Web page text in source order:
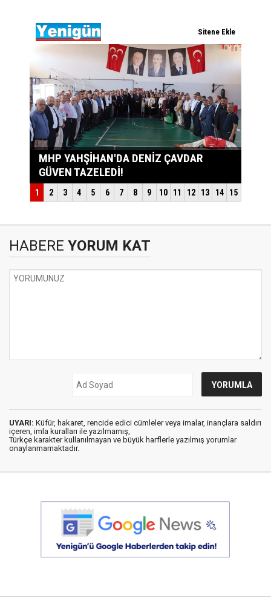
HABERE YORUM KAT
UYARI: Küfür, hakaret, rencide edici cümleler veya imalar, inançlara saldırı
içeren, imla kuralları ile yazılmamış,
Türkçe karakter kullanılmayan ve büyük harflerle yazılmış yorumlar
onaylanmamaktadır.